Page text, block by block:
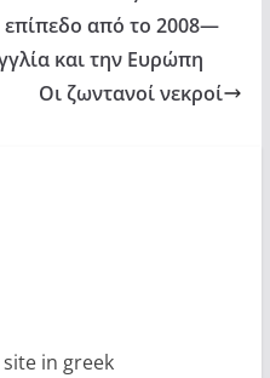
από το 2008—
και την Ευρώπη
Οι ζωντανοί νεκροί
site in greek